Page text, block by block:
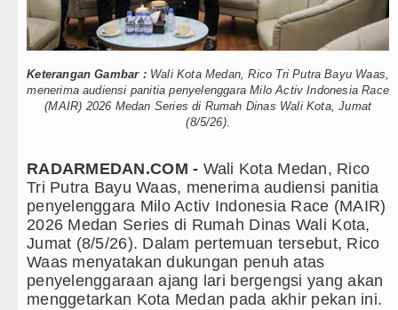
Kesehatan
Kuliner
Siraman Rohani
Emma Raducanu Absen di Grand
Juventus Dikalahkan Inter Milan di
PSG Ditahan Manchester United
Chelsea Gilas AC Milan di Laga
Ketua GRIB Jaya Labuhanbatu
Gubernur Bobby Nasution Minta
Rico Waas : Kemerdekaan Harus
Akses Jalan ke Pemandian Air
Keterangan Gambar :Wali Kota Medan, Rico Tri Putra Bayu Waas,
menerima audiensi panitia penyelenggara Milo Activ Indonesia Race
(MAIR) 2026 Medan Series di Rumah Dinas Wali Kota, Jumat
(8/5/26).
RADARMEDAN.COM - Wali Kota Medan, Rico
Tri Putra Bayu Waas, menerima audiensi panitia
penyelenggara Milo Activ Indonesia Race (MAIR)
2026 Medan Series di Rumah Dinas Wali Kota,
Jumat (8/5/26). Dalam pertemuan tersebut, Rico
Waas menyatakan dukungan penuh atas
penyelenggaraan ajang lari bergengsi yang akan
menggetarkan Kota Medan pada akhir pekan ini.